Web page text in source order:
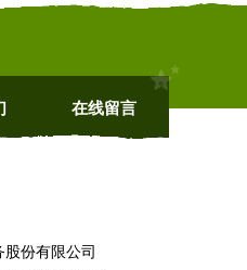
在线留言
份有限公司